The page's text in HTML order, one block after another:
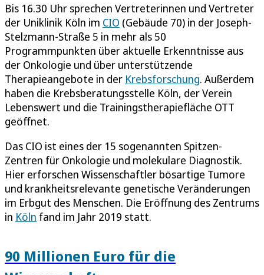
Bis 16.30 Uhr sprechen Vertreterinnen und Vertreter
der Uniklinik Köln im CIO (Gebäude 70) in der Joseph-
Stelzmann-Straße 5 in mehr als 50
Programmpunkten über aktuelle Erkenntnisse aus
der Onkologie und über unterstützende
Therapieangebote in der Krebsforschung. Außerdem
haben die Krebsberatungsstelle Köln, der Verein
Lebenswert und die Trainingstherapiefläche OTT
geöffnet.
Das CIO ist eines der 15 sogenannten Spitzen-
Zentren für Onkologie und molekulare Diagnostik.
Hier erforschen Wissenschaftler bösartige Tumore
und krankheitsrelevante genetische Veränderungen
im Erbgut des Menschen. Die Eröffnung des Zentrums
in Köln fand im Jahr 2019 statt.
90 Millionen Euro für die